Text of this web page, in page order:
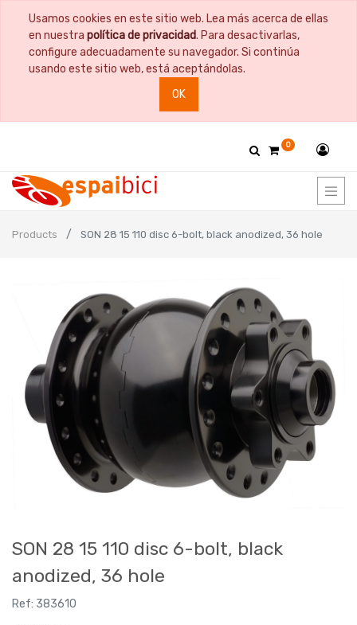
Usamos cookies en este sitio web. Lea más acerca de ellas
en nuestra política de privacidad. Para desactivarlas,
configure adecuadamente su navegador. Si continúa
usando este sitio web, está aceptándolas.
OK
0
Products SON 28 15 110 disc 6-bolt, black anodized, 36 hole
SON 28 15 110 disc 6-bolt, black
anodized, 36 hole
Ref: 383610